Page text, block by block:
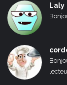
Laly